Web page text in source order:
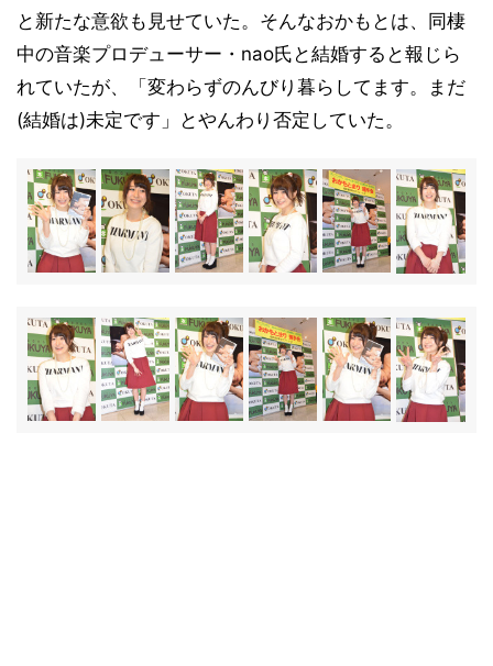
と新たな意欲も見せていた。そんなおかもとは、同棲
中の音楽プロデューサー・nao氏と結婚すると報じら
れていたが、「変わらずのんびり暮らしてます。まだ
(結婚は)未定です」とやんわり否定していた。